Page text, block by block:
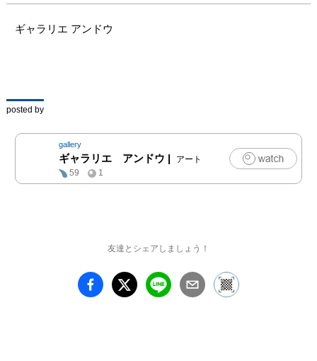
■淤見 一秀
淤見 一秀の視線を透
の往復運動と共に認識の
回転運動も促します。
■細井 篤
細井篤の軽やかな立体
はシンプルな輪郭線で構
＜線の平面＞ 関根 直
ギャラリエ アンドウ
posted by
gallery
ギャラリエ アンドウ |
アート
59
1
友達とシェアしましょう！